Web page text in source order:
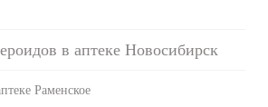
в аптеке Новосибирск
Раменское